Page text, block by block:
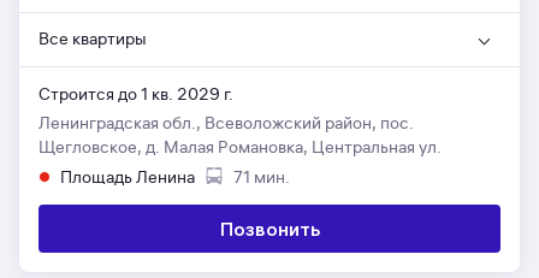
Все квартиры
Строится до 1 кв. 2029 г.
Ленинградская обл., Всеволожский район, пос.
Щегловское, д. Малая Романовка, Центральная ул.
Площадь Ленина
71 мин.
Позвонить